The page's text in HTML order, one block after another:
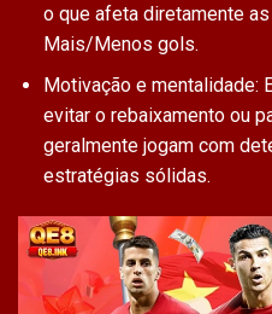
o que afeta diretamente
Mais/Menos gols.
Motivação e mentalidade:
evitar o rebaixamento ou
geralmente jogam com
estratégias sólidas.